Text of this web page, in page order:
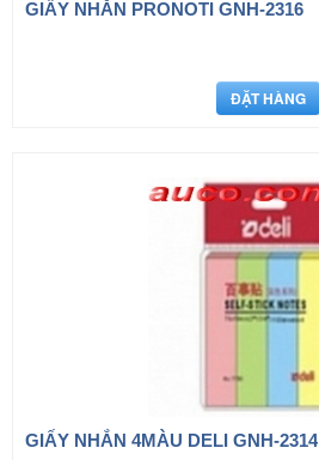
GIẤY NHẮN PRONOTI GNH-2316
GIẤY NHẮN 4MÀU DELI GNH-2314